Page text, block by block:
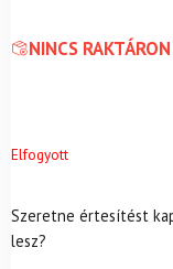
NINCS RAKTÁRON
Elfogyott
Szeretne értesítést
lesz?